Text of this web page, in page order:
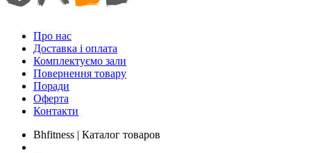
Про нас
Доставка і оплата
Комплектуємо зали
Повернення товару
Поради
Оферта
Контакти
Bhfitness | Каталог товаров